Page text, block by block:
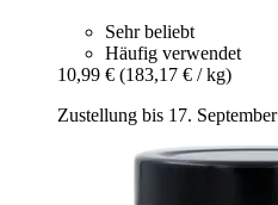
Sehr beliebt
Häufig verwendet
10,99 € (183,17 € / kg)
Zustellung bis 17. September